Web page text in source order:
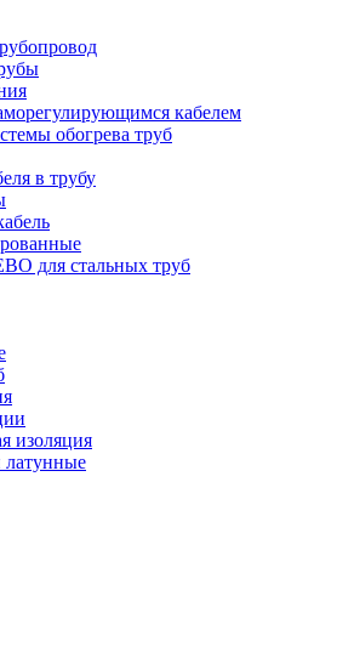
кабелем
обогрева труб
в трубу
для стальных труб
изоляция
латунные